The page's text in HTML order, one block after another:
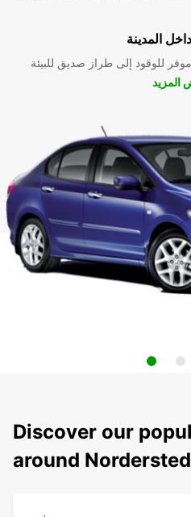
المدينة
للوقود إلى طراز صديق للبيئة
المزيد
Discover our
around